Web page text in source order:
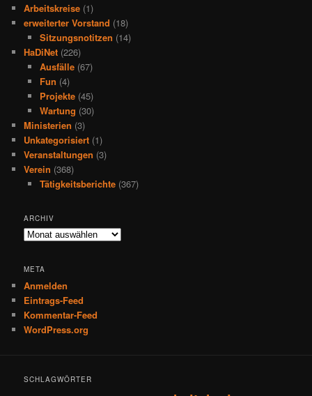
Arbeitskreise (1)
erweiterter Vorstand (18)
Sitzungsnotitzen (14)
HaDiNet (226)
Ausfälle(67)
Fun (4)
Projekte(45)
Wartung (30)
Ministerien (3)
Unkategorisiert (1)
Veranstaltungen (3)
Verein (368)
Tätigkeitsberichte(367)
ARCHIV
Archiv
META
Anmelden
Eintrags-Feed
Kommentar-Feed
WordPress.org
SCHLAGWÖRTER